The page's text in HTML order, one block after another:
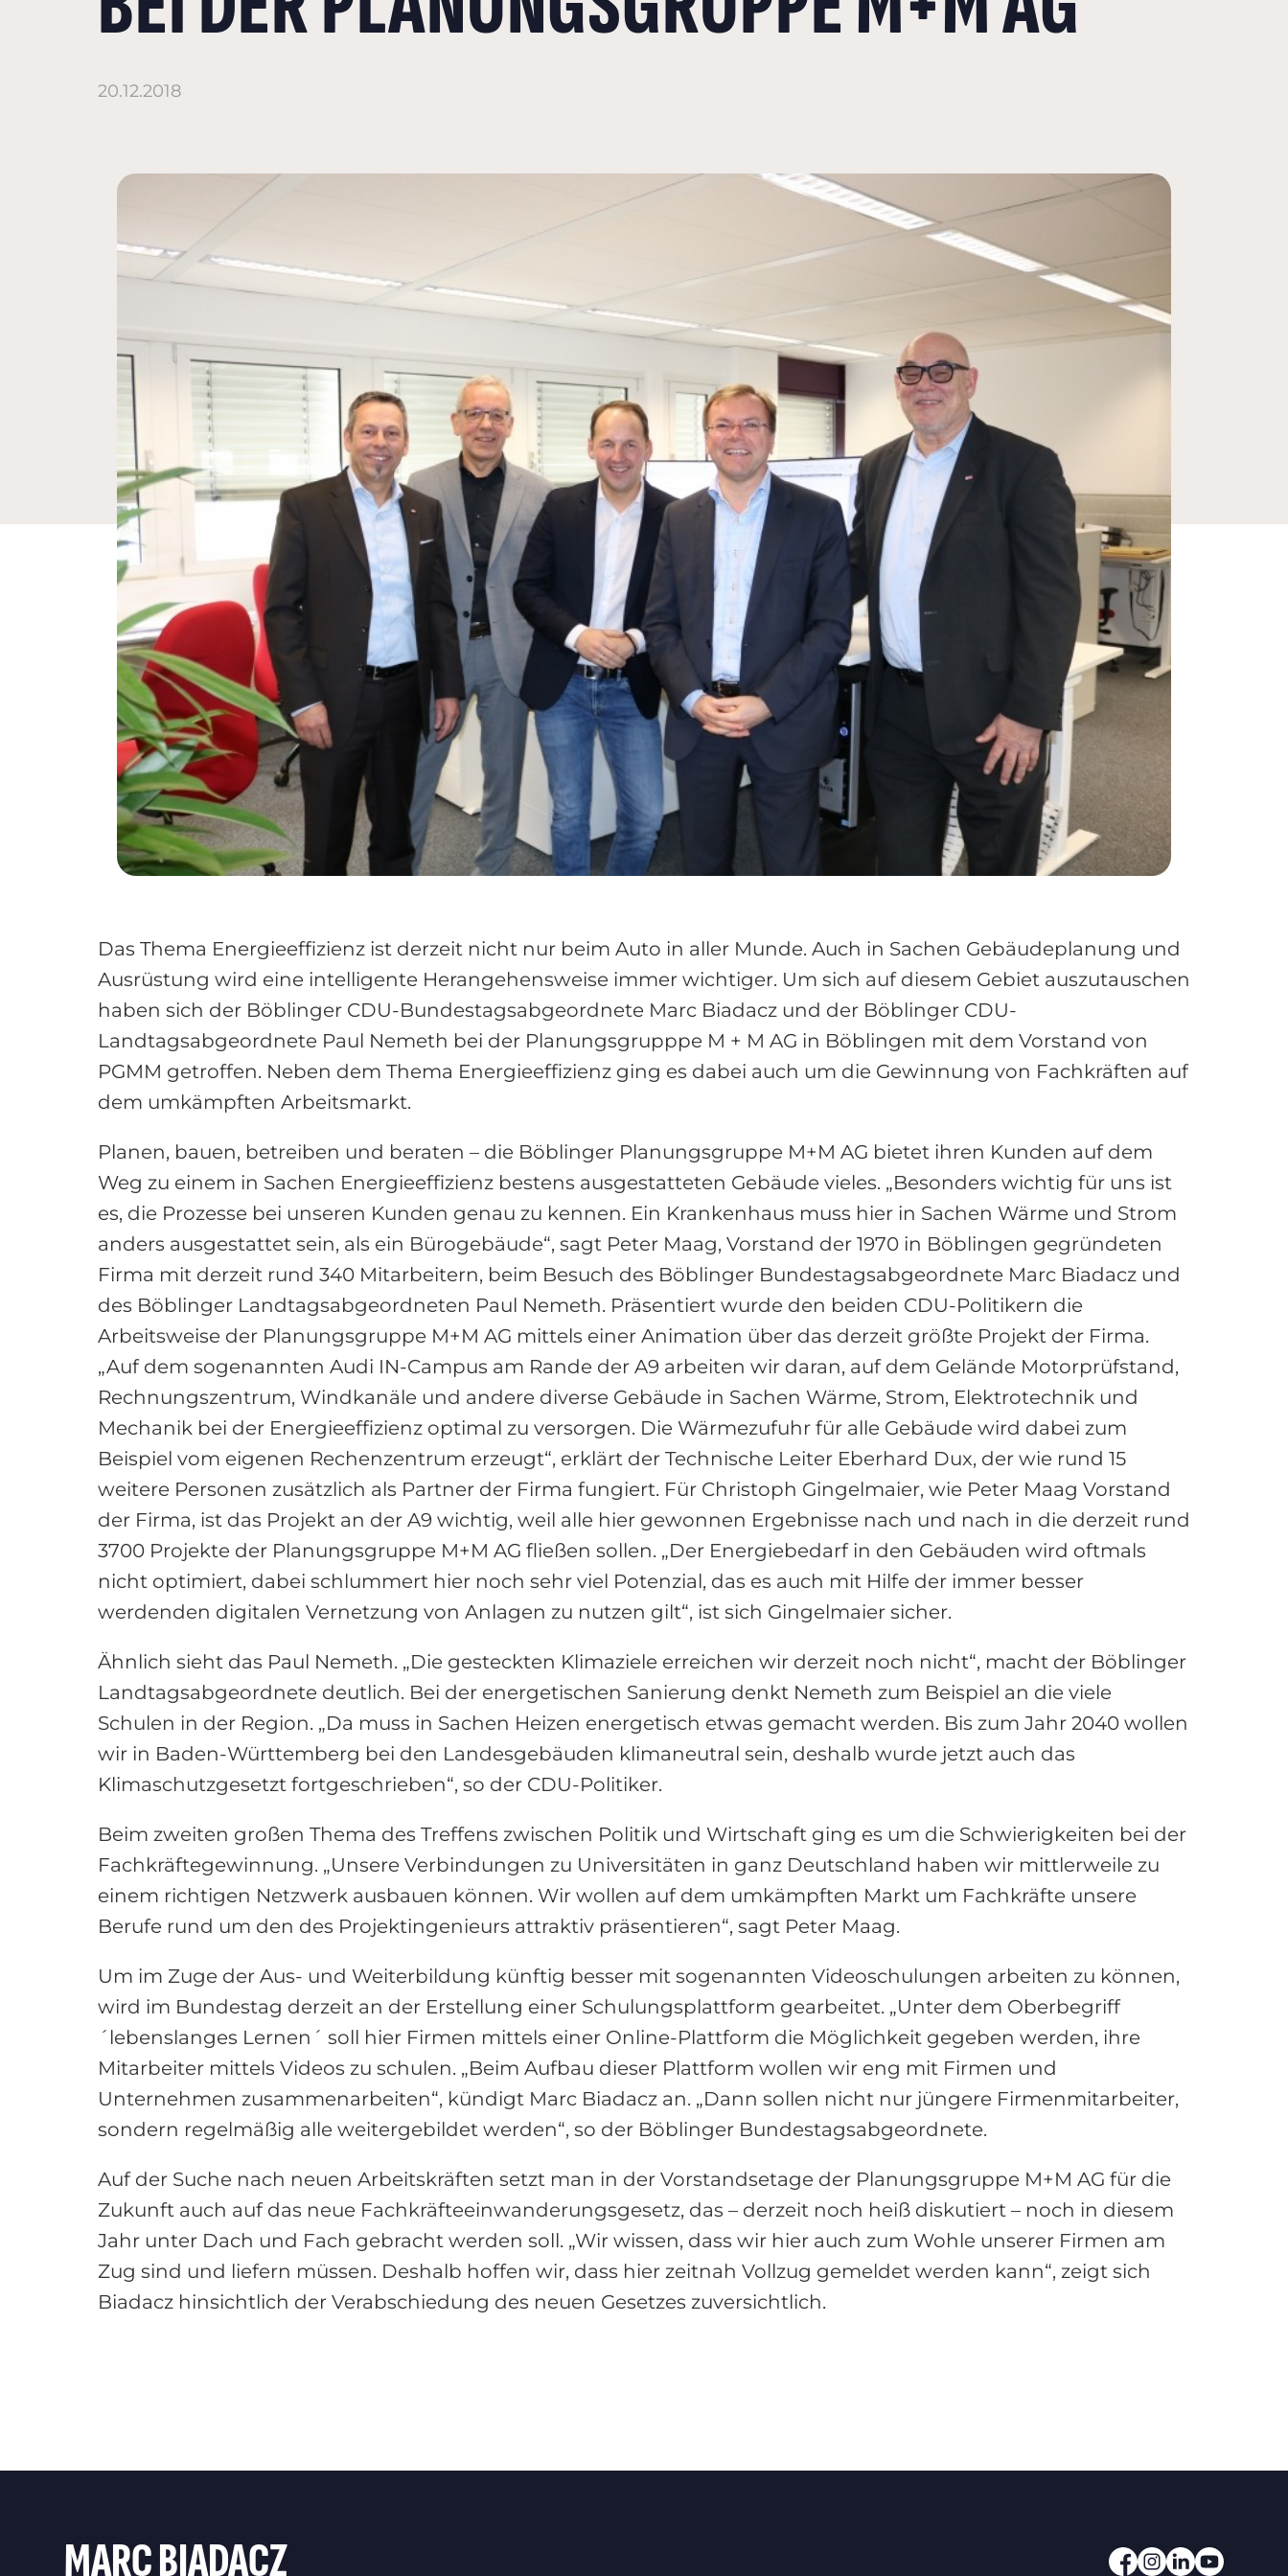
20.12.2018
Das Thema Energieeffizienz ist derzeit nicht nur beim Auto in aller Munde. Auch in Sachen Gebäudeplanung und
Ausrüstung wird eine intelligente Herangehensweise immer wichtiger. Um sich auf diesem Gebiet auszutauschen
haben sich der Böblinger CDU-Bundestagsabgeordnete Marc Biadacz und der Böblinger CDU-
Landtagsabgeordnete Paul Nemeth bei der Planungsgrupppe M + M AG in Böblingen mit dem Vorstand von
PGMM getroffen. Neben dem Thema Energieeffizienz ging es dabei auch um die Gewinnung von Fachkräften auf
dem umkämpften Arbeitsmarkt.
Planen, bauen, betreiben und beraten – die Böblinger Planungsgruppe M+M AG bietet ihren Kunden auf dem
Weg zu einem in Sachen Energieeffizienz bestens ausgestatteten Gebäude vieles. „Besonders wichtig für uns ist
es, die Prozesse bei unseren Kunden genau zu kennen. Ein Krankenhaus muss hier in Sachen Wärme und Strom
anders ausgestattet sein, als ein Bürogebäude“, sagt Peter Maag, Vorstand der 1970 in Böblingen gegründeten
Firma mit derzeit rund 340 Mitarbeitern, beim Besuch des Böblinger Bundestagsabgeordnete Marc Biadacz und
des Böblinger Landtagsabgeordneten Paul Nemeth. Präsentiert wurde den beiden CDU-Politikern die
Arbeitsweise der Planungsgruppe M+M AG mittels einer Animation über das derzeit größte Projekt der Firma.
„Auf dem sogenannten Audi IN-Campus am Rande der A9 arbeiten wir daran, auf dem Gelände Motorprüfstand,
Rechnungszentrum, Windkanäle und andere diverse Gebäude in Sachen Wärme, Strom, Elektrotechnik und
Mechanik bei der Energieeffizienz optimal zu versorgen. Die Wärmezufuhr für alle Gebäude wird dabei zum
Beispiel vom eigenen Rechenzentrum erzeugt“, erklärt der Technische Leiter Eberhard Dux, der wie rund 15
weitere Personen zusätzlich als Partner der Firma fungiert. Für Christoph Gingelmaier, wie Peter Maag Vorstand
der Firma, ist das Projekt an der A9 wichtig, weil alle hier gewonnen Ergebnisse nach und nach in die derzeit rund
3700 Projekte der Planungsgruppe M+M AG fließen sollen. „Der Energiebedarf in den Gebäuden wird oftmals
nicht optimiert, dabei schlummert hier noch sehr viel Potenzial, das es auch mit Hilfe der immer besser
werdenden digitalen Vernetzung von Anlagen zu nutzen gilt“, ist sich Gingelmaier sicher.
Ähnlich sieht das Paul Nemeth. „Die gesteckten Klimaziele erreichen wir derzeit noch nicht“, macht der Böblinger
Landtagsabgeordnete deutlich. Bei der energetischen Sanierung denkt Nemeth zum Beispiel an die viele
Schulen in der Region. „Da muss in Sachen Heizen energetisch etwas gemacht werden. Bis zum Jahr 2040 wollen
wir in Baden-Württemberg bei den Landesgebäuden klimaneutral sein, deshalb wurde jetzt auch das
Klimaschutzgesetzt fortgeschrieben“, so der CDU-Politiker.
Beim zweiten großen Thema des Treffens zwischen Politik und Wirtschaft ging es um die Schwierigkeiten bei der
Fachkräftegewinnung. „Unsere Verbindungen zu Universitäten in ganz Deutschland haben wir mittlerweile zu
einem richtigen Netzwerk ausbauen können. Wir wollen auf dem umkämpften Markt um Fachkräfte unsere
Berufe rund um den des Projektingenieurs attraktiv präsentieren“, sagt Peter Maag.
Um im Zuge der Aus- und Weiterbildung künftig besser mit sogenannten Videoschulungen arbeiten zu können,
wird im Bundestag derzeit an der Erstellung einer Schulungsplattform gearbeitet. „Unter dem Oberbegriff
´lebenslanges Lernen´ soll hier Firmen mittels einer Online-Plattform die Möglichkeit gegeben werden, ihre
Mitarbeiter mittels Videos zu schulen. „Beim Aufbau dieser Plattform wollen wir eng mit Firmen und
Unternehmen zusammenarbeiten“, kündigt Marc Biadacz an. „Dann sollen nicht nur jüngere Firmenmitarbeiter,
sondern regelmäßig alle weitergebildet werden“, so der Böblinger Bundestagsabgeordnete.
Auf der Suche nach neuen Arbeitskräften setzt man in der Vorstandsetage der Planungsgruppe M+M AG für die
Zukunft auch auf das neue Fachkräfteeinwanderungsgesetz, das – derzeit noch heiß diskutiert – noch in diesem
Jahr unter Dach und Fach gebracht werden soll. „Wir wissen, dass wir hier auch zum Wohle unserer Firmen am
Zug sind und liefern müssen. Deshalb hoffen wir, dass hier zeitnah Vollzug gemeldet werden kann“, zeigt sich
Biadacz hinsichtlich der Verabschiedung des neuen Gesetzes zuversichtlich.
MARC BIADACZ